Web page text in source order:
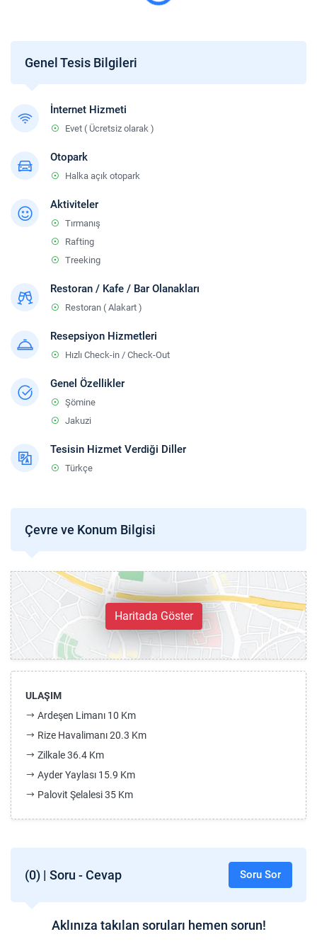
Genel Tesis Bilgileri
İnternet Hizmeti
Evet ( Ücretsiz olarak )
Otopark
Halka açık otopark
Aktiviteler
Tırmanış
Rafting
Treeking
Restoran / Kafe / Bar Olanakları
Restoran ( Alakart )
Resepsiyon Hizmetleri
Hızlı Check-in / Check-Out
Genel Özellikler
Şömine
Jakuzi
Tesisin Hizmet Verdiği Diller
Türkçe
Çevre ve Konum Bilgisi
Haritada Göster
ULAŞIM
Ardeşen Limanı 10 Km
Rize Havalimanı 20.3 Km
Zilkale 36.4 Km
Ayder Yaylası 15.9 Km
Palovit Şelalesi 35 Km
(0) | Soru - Cevap Soru Sor
Aklınıza takılan soruları hemen sorun!